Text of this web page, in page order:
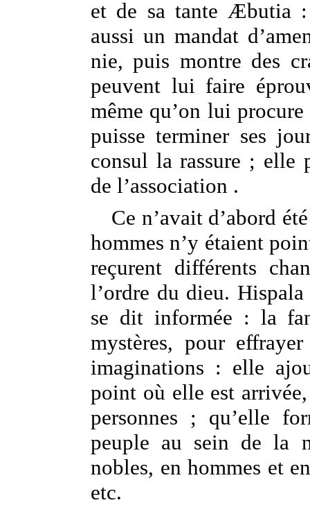
et de sa tante Æbutia
aussi un mandat
nie, puis montre des
peuvent lui faire
même qu’on lui
puisse terminer ses
consul la rassure ; elle
de l’association .
Ce n’avait d’abord
hommes n’y étaient
reçurent différents
l’ordre du dieu.
se dit informée : la
mystères, pour
imaginations : elle
point où elle est
personnes ; qu’elle
peuple au sein de la
nobles, en hommes et
etc.